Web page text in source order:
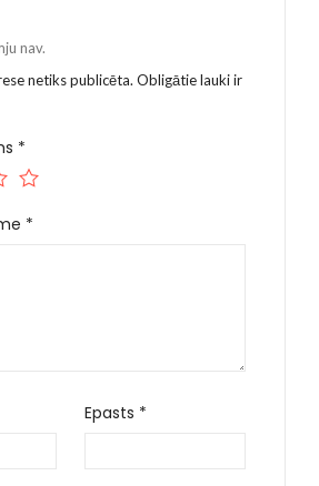
nav.
netiks publicēta. Obligātie lauki ir
*
*
Epasts *